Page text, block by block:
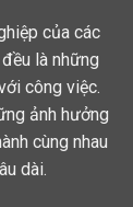
của các
là những
công việc.
ảnh hưởng
cùng nhau
dài.